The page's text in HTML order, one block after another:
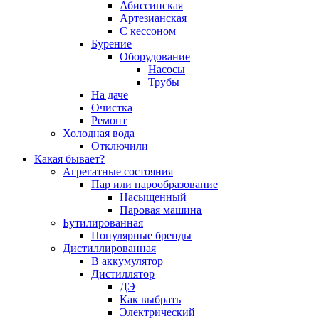
Абиссинская
Артезианская
С кессоном
Бурение
Оборудование
Насосы
Трубы
На даче
Очистка
Ремонт
Холодная вода
Отключили
Какая бывает?
Агрегатные состояния
Пар или парообразование
Насыщенный
Паровая машина
Бутилированная
Популярные бренды
Дистиллированная
В аккумулятор
Дистиллятор
ДЭ
Как выбрать
Электрический